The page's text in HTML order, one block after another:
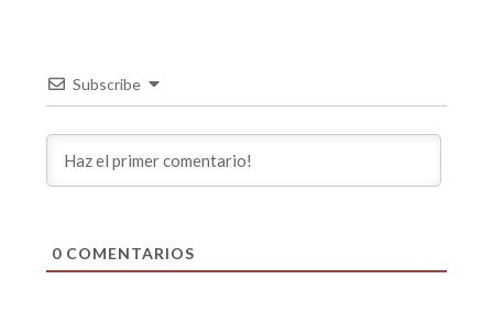
Subscribe
0COMENTARIOS